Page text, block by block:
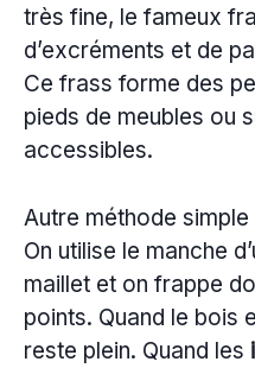
très fine, le fameux
d’excréments et de
Ce frass forme des
pieds de meubles ou
accessibles.
Autre méthode
On utilise le manche
maillet et on frappe
points. Quand le bois
reste plein. Quand les